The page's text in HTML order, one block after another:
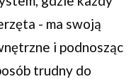
- ma swoją
i podnosząc
trudny do